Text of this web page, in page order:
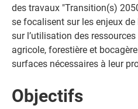
des travaux "Transition(s)
se focalisent sur les enjeux de
sur l’utilisation des ressources
agricole, forestière et
surfaces nécessaires à leur
Objectifs